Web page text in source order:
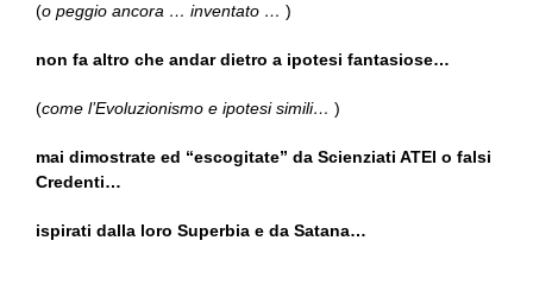
(o peggio ancora … inventato … )
non fa altro che andar dietro a ipotesi fantasiose…
(come l’Evoluzionismo e ipotesi simili… )
mai dimostrate ed “escogitate” da Scienziati ATEI o falsi
Credenti…
ispirati dalla loro Superbia e da Satana…